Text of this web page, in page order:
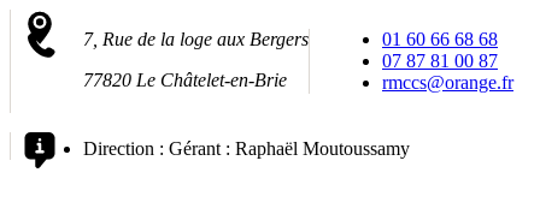
7, Rue de la loge aux Bergers
77820 Le Châtelet-en-Brie
01 60 66 68 68
07 87 81 00 87
rmccs@orange.fr
Direction : Gérant : Raphaël Moutoussamy